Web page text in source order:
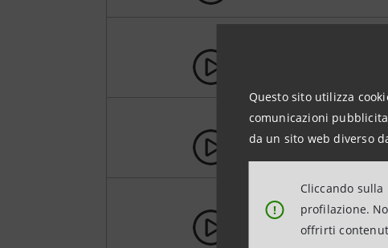
Questo sito utilizza
comunicazioni
da un sito web diverso
!
Cliccando
profilazione.
offrirti
Il violino -
Il flauto